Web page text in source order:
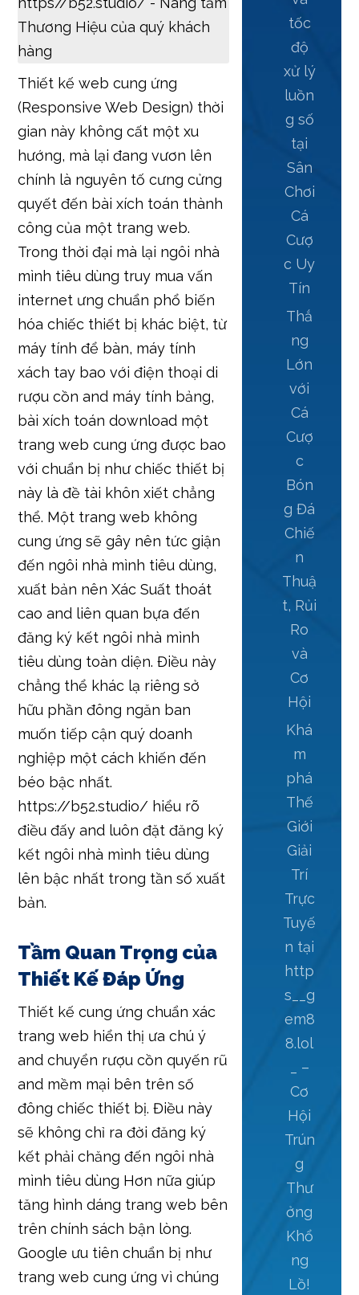
Thiết kế web cung ứng
(Responsive Web Design) thời
gian này không cất một xu
hướng, mà lại đang vươn lên
chính là nguyên tố cưng cửng
quyết đến bài xích toán thành
công của một trang web.
Trong thời đại mà lại ngôi nhà
mình tiêu dùng truy mua vấn
internet ưng chuẩn phổ biến
hóa chiếc thiết bị khác biệt, từ
máy tính để bàn, máy tính
xách tay bao với điện thoại di
rượu cồn and máy tính bảng,
bài xích toán download một
trang web cung ứng được bao
với chuẩn bị như chiếc thiết bị
này là đề tài khôn xiết chẳng
thể. Một trang web không
cung ứng sẽ gây nên tức giận
đến ngôi nhà mình tiêu dùng,
xuất bản nên Xác Suất thoát
cao and liên quan bựa đến
đăng ký kết ngôi nhà mình
tiêu dùng toàn diện. Điều này
chẳng thể khác lạ riêng sở
hữu phần đông ngăn ban
muốn tiếp cận quý doanh
nghiệp một cách khiến đến
béo bậc nhất.
https://b52.studio/ hiểu rõ
điều đấy and luôn đặt đăng ký
kết ngôi nhà mình tiêu dùng
lên bậc nhất trong tần số xuất
bản.
Tầm Quan Trọng của
Thiết Kế Đáp Ứng
Thiết kế cung ứng chuẩn xác
trang web hiển thị ưa chú ý
and chuyển rượu cồn quyến rũ
and mềm mại bên trên số
đông chiếc thiết bị. Điều này
sẽ không chỉ ra đời đăng ký
kết phải chăng đến ngôi nhà
mình tiêu dùng Hơn nữa giúp
tăng hình dáng trang web bên
trên chính sách bận lòng.
Google ưu tiên chuẩn bị như
trang web cung ứng vì chúng
tốc
độ
xử lý
luồn
g số
tại
Sân
Chơi
Cá
Cượ
c Uy
Tín
Thắ
ng
Lớn
với
Cá
Cượ
c
Bón
g Đá
Chiế
n
Thuậ
t, Rủi
Ro
và
Cơ
Hội
Khá
m
phá
Thế
Giới
Giải
Trí
Trực
Tuyế
n tại
http
s__g
em8
8.lol
_ –
Cơ
Hội
Trún
g
Thư
ởng
Khổ
ng
Lồ!